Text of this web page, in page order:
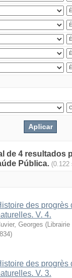
de 4 resultados
Pública. (0.122
des progrès
V. 4.
Georges (
)
des progrès
V. 3.